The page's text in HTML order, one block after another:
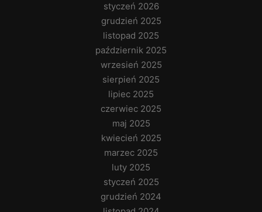
styczeń 2026
grudzień 2025
listopad 2025
październik 2025
wrzesień 2025
sierpień 2025
lipiec 2025
czerwiec 2025
maj 2025
kwiecień 2025
marzec 2025
luty 2025
styczeń 2025
grudzień 2024